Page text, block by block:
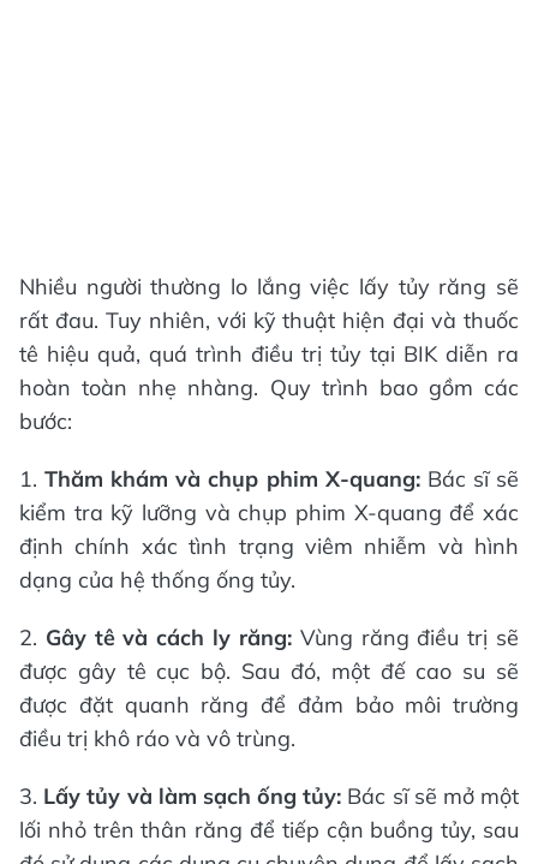
Nhiều người thường lo lắng việc lấy tủy răng sẽ
rất đau. Tuy nhiên, với kỹ thuật hiện đại và thuốc
tê hiệu quả, quá trình điều trị tủy tại BIK diễn ra
hoàn toàn nhẹ nhàng. Quy trình bao gồm các
bước:
1.Thăm khám và chụp phim X-quang:Bác sĩ sẽ
kiểm tra kỹ lưỡng và chụp phim X-quang để xác
định chính xác tình trạng viêm nhiễm và hình
dạng của hệ thống ống tủy.
2. Gây tê và cách ly răng:Vùng răng điều trị sẽ
được gây tê cục bộ. Sau đó, một đế cao su sẽ
được đặt quanh răng để đảm bảo môi trường
điều trị khô ráo và vô trùng.
3. Lấy tủy và làm sạch ống tủy: Bác sĩ sẽ mở một
lối nhỏ trên thân răng để tiếp cận buồng tủy, sau